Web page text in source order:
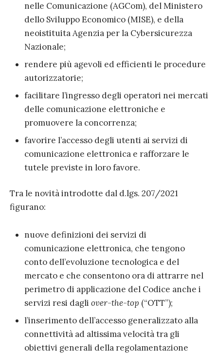
nelle Comunicazione (AGCom), del Ministero
dello Sviluppo Economico (MISE), e della
neoistituita Agenzia per la Cybersicurezza
Nazionale;
rendere più agevoli ed efficienti le procedure
autorizzatorie;
facilitare l’ingresso degli operatori nei mercati
delle comunicazione elettroniche e
promuovere la concorrenza;
favorire l’accesso degli utenti ai servizi di
comunicazione elettronica e rafforzare le
tutele previste in loro favore.
Tra le novità introdotte dal d.lgs. 207/2021
figurano:
nuove definizioni dei servizi di
comunicazione elettronica, che tengono
conto dell’evoluzione tecnologica e del
mercato e che consentono ora di attrarre nel
perimetro di applicazione del Codice anche i
servizi resi dagli over-the-top (“OTT”);
l’inserimento dell’accesso generalizzato alla
connettività ad altissima velocità tra gli
obiettivi generali della regolamentazione